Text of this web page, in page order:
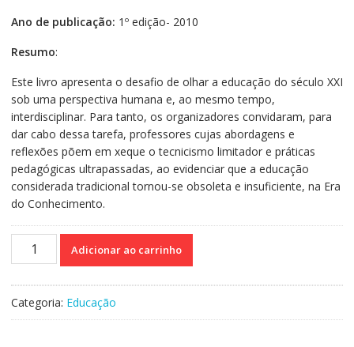
Ano de publicação: 1º edição- 2010
Resumo:
Este livro apresenta o desafio de olhar a educação do século XXI
sob uma perspectiva humana e, ao mesmo tempo,
interdisciplinar. Para tanto, os organizadores convidaram, para
dar cabo dessa tarefa, professores cujas abordagens e
reflexões põem em xeque o tecnicismo limitador e práticas
pedagógicas ultrapassadas, ao evidenciar que a educação
considerada tradicional tornou-se obsoleta e insuficiente, na Era
do Conhecimento.
relação
e
Adicionar ao carrinho
Categoria: Educação